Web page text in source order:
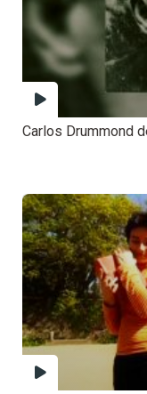
Carlos Drummond